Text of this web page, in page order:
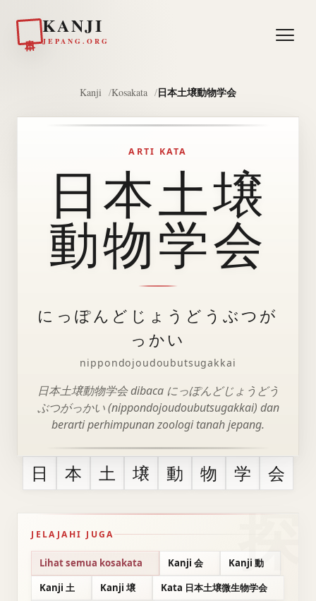
KANJI
JEPANG.ORG
Kanji Kosakata 日本土壌動物学会
ARTI KATA
日本土壌
動物学会
にっぽんどじょうどうぶつが
っかい
nippondojoudoubutsugakkai
日本土壌動物学会 dibaca にっぽんどじょうどう
ぶつがっかい (nippondojoudoubutsugakkai) dan
berarti perhimpunan zoologi tanah jepang.
日 本 土 壌 動 物 学 会
JELAJAHI JUGA
Lihat semua kosakata Kanji 会
Kanji 動
Kanji 土
Kanji 壌
Kata 日本土壌微生物学会